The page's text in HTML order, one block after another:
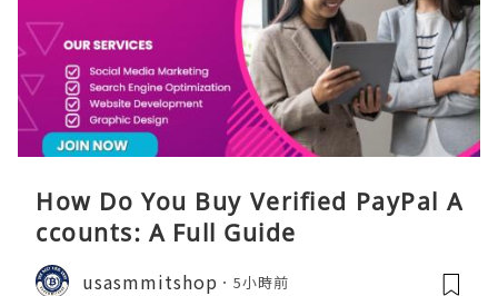
How Do You Buy Verified PayPal A
ccounts: A Full Guide
usasmmitshop 5小時前